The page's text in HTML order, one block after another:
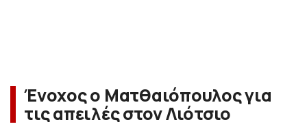
Ένοχος ο Ματθαιόπουλος για
τις απειλές στον Λιότσιο